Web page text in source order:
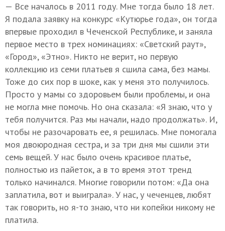
— Все началось в 2011 году. Мне тогда было 18 лет.
Я подала заявку на конкурс «Кутюрье года», он тогда
впервые проходил в Чеченской Республике, и заняла
первое место в трех номинациях: «Светский раут»,
«Город», «Этно». Никто не верит, но первую
коллекцию из семи платьев я сшила сама, без мамы.
Тоже до сих пор в шоке, как у меня это получилось.
Просто у мамы со здоровьем были проблемы, и она
не могла мне помочь. Но она сказала: «Я знаю, что у
тебя получится. Раз мы начали, надо продолжать». И,
чтобы не разочаровать ее, я решилась. Мне помогала
моя двоюродная сестра, и за три дня мы сшили эти
семь вещей. У нас было очень красивое платье,
полностью из пайеток, а в то время этот тренд
только начинался. Многие говорили потом: «Да она
заплатила, вот и выиграла». У нас, у чеченцев, любят
так говорить, но я-то знаю, что ни копейки никому не
платила.